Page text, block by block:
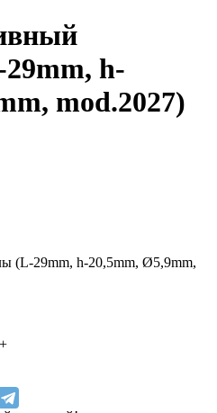
h-
mod.2027)
(L-29mm, h-20,5mm, Ø5,9mm,
+